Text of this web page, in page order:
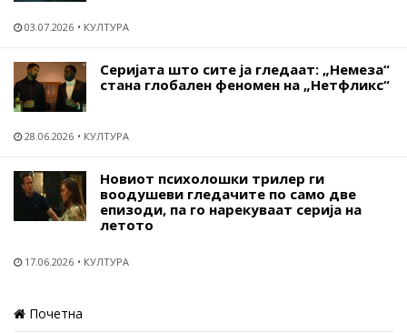
03.07.2026 КУЛТУРА
Серијата што сите ја гледаат: „Немеза“
стана глобален феномен на „Нетфликс“
28.06.2026 КУЛТУРА
Новиот психолошки трилер ги
воодушеви гледачите по само две
епизоди, па го нарекуваат серија на
летото
17.06.2026 КУЛТУРА
Почетна